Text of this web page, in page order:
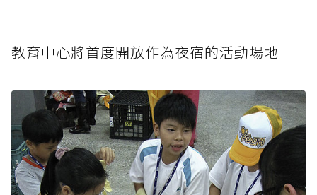
教育中心將首度開放作為夜宿的活動場地